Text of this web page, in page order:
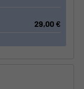
29,00€